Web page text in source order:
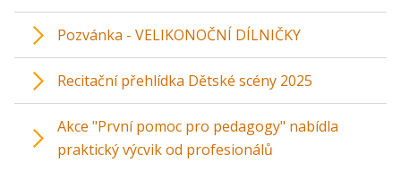
Pozvánka - VELIKONOČNÍ DÍLNIČKY
Recitační přehlídka Dětské scény 2025
Akce "První pomoc pro pedagogy" nabídla
praktický výcvik od profesionálů